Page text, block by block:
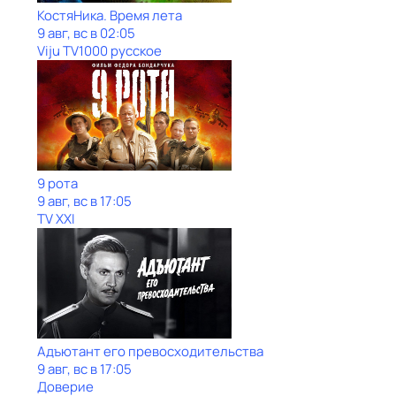
КостяНика. Время лета
9 авг, вс в 02:05
Viju TV1000 русское
9 рота
9 авг, вс в 17:05
TV XXI
Адъютант его превосходительства
9 авг, вс в 17:05
Доверие